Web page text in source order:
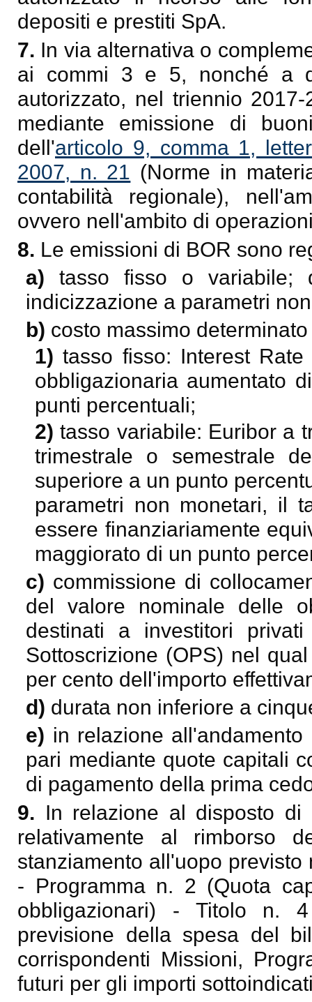
depositi e prestiti SpA.
7. In via alternativa o
ai commi 3 e 5, nonché a
autorizzato, nel triennio
mediante emissione di
dell'articolo 9, comma 1,
2007, n. 21 (Norme in
contabilità regionale),
ovvero nell'ambito di
8. Le emissioni di BOR sono
a)tasso fisso o variabile;
indicizzazione a parametri
b) costo massimo
1)tasso fisso: Interest
obbligazionaria aumentato
punti percentuali;
2)tasso variabile: Euribor a
trimestrale o semestrale
superiore a un punto
parametri non monetari, il
essere finanziariamente
maggiorato di un punto
c) commissione di
del valore nominale delle
destinati a investitori
Sottoscrizione (OPS) nel
per cento dell'importo
d) durata non inferiore a
e) in relazione
pari mediante quote capitali
di pagamento della prima
9. In relazione al disposto
relativamente al rimborso
stanziamento all'uopo
- Programma n. 2 (Quota
obbligazionari) - Titolo n.
previsione della spesa del
corrispondenti Missioni,
futuri per gli importi